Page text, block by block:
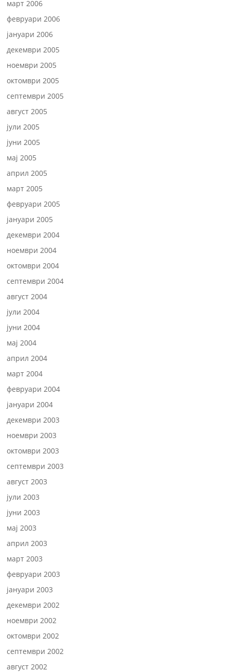
март 2006
февруари 2006
јануари 2006
декември 2005
ноември 2005
октомври 2005
септември 2005
август 2005
јули 2005
јуни 2005
мај 2005
април 2005
март 2005
февруари 2005
јануари 2005
декември 2004
ноември 2004
октомври 2004
септември 2004
август 2004
јули 2004
јуни 2004
мај 2004
април 2004
март 2004
февруари 2004
јануари 2004
декември 2003
ноември 2003
октомври 2003
септември 2003
август 2003
јули 2003
јуни 2003
мај 2003
април 2003
март 2003
февруари 2003
јануари 2003
декември 2002
ноември 2002
октомври 2002
септември 2002
август 2002